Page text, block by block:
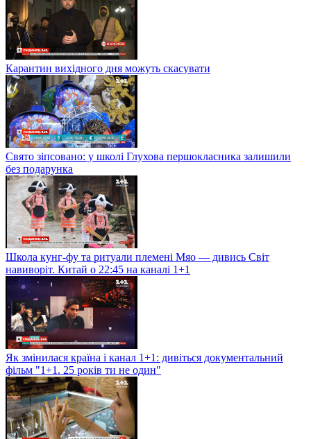
Карантин вихідного дня можуть скасувати
Свято зіпсовано: у школі Глухова першокласника залишили
без подарунка
Школа кунг-фу та ритуали племені Мяо — дивись Світ
навиворіт. Китай о 22:45 на каналі 1+1
Як змінилася країна і канал 1+1: дивіться документальний
фільм "1+1. 25 років ти не один"